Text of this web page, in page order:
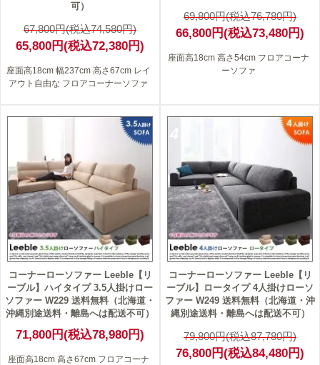
可）
67,800円(税込74,580円)
65,800円(税込72,380円)
座面高18cm 幅237cm 高さ67cm レイ
アウト自由な フロアコーナーソファ
69,800円(税込76,780円)
66,800円(税込73,480円)
座面高18cm 高さ54cm フロアコーナ
ーソファ
コーナーローソファー Leeble【リ
ーブル】ハイタイプ 3.5人掛けロー
ソファー W229 送料無料（北海道・
沖縄別途送料・離島へは配送不可）
71,800円(税込78,980円)
座面高18cm 高さ67cm フロアコーナ
4
コーナーローソファー Leeble【リ
ーブル】ロータイプ 4人掛けローソ
ファー W249 送料無料（北海道・沖
縄別途送料・離島へは配送不可）
79,800円(税込87,780円)
76,800円(税込84,480円)